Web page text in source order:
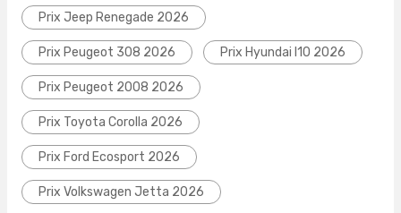
Prix Jeep Renegade 2026
Prix Peugeot 308 2026 Prix Hyundai I10 2026
Prix Peugeot 2008 2026
Prix Toyota Corolla 2026
Prix Ford Ecosport 2026
Prix Volkswagen Jetta 2026